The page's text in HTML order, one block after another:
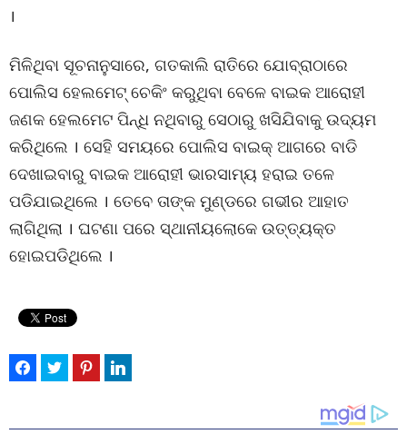
।
ମିଳିଥିବା ସୂଚନାନୁସାରେ, ଗତକାଲି ରାତିରେ ଯୋବ୍ରାଠାରେ
ପୋଲିସ ହେଲମେଟ୍ ଚେକିଂ କରୁଥିବା ବେଳେ ବାଇକ ଆରୋହୀ
ଜଣକ ହେଲମେଟ ପିନ୍ଧି ନଥିବାରୁ ସେଠାରୁ ଖସିଯିବାକୁ ଉଦ୍ୟମ
କରିଥିଲେ । ସେହି ସମୟରେ ପୋଲିସ ବାଇକ୍ ଆଗରେ ବାଡି
ଦେଖାଇବାରୁ ବାଇକ ଆରୋହୀ ଭାରସାମ୍ୟ ହରାଇ ତଳେ
ପଡିଯାଇଥିଲେ । ତେବେ ତାଙ୍କ ମୁଣ୍ଡରେ ଗଭୀର ଆହାତ
ଲାଗିଥିଲା । ଘଟଣା ପରେ ସ୍ଥାନୀୟଲୋକେ ଉତ୍ତ୍ୟକ୍ତ
ହୋଇପଡିଥିଲେ ।